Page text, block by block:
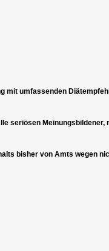
mit umfassenden
seriösen
bisher von Amts wegen